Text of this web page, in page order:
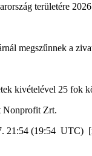
területére
megszűnnek a
kivételével 25 fok
Nonprofit Zrt.
21:54 (19:54 UTC)